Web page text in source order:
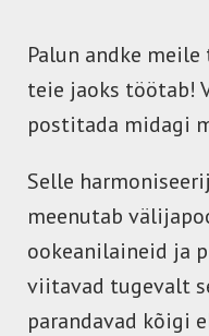
Palun andke
teie jaoks töötab!
postitada midagi
Selle
meenutab
ookeanilaineid ja
viitavad tugevalt
parandavad kõigi